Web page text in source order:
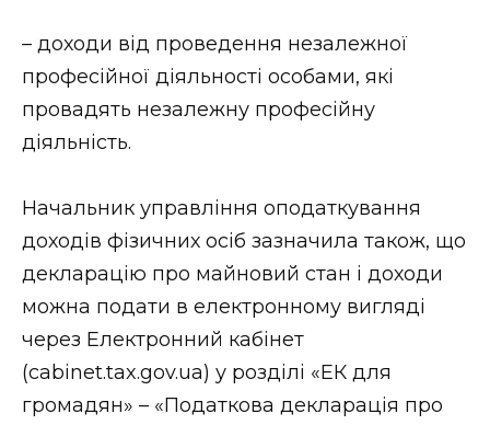
– доходи від проведення незалежної
професійної діяльності особами, які
провадять незалежну професійну
діяльність.
Начальник управління оподаткування
доходів фізичних осіб зазначила також, що
декларацію про майновий стан і доходи
можна подати в електронному вигляді
через Електронний кабінет
(cabinet.tax.gov.ua) у розділі «ЕК для
громадян» – «Податкова декларація про